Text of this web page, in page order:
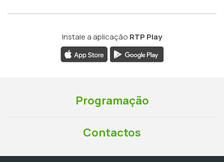
Instale a aplicação RTP Play
Programação
Contactos